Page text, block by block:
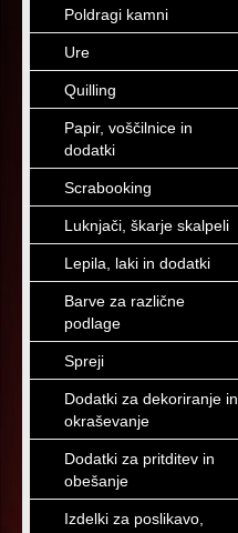
Poldragi kamni
Ure
Quilling
Papir, voščilnice in
dodatki
Scrabooking
Luknjači, škarje skalpeli
Lepila, laki in dodatki
Barve za različne
podlage
Spreji
Dodatki za dekoriranje in
okraševanje
Dodatki za pritditev in
obešanje
Izdelki za poslikavo,